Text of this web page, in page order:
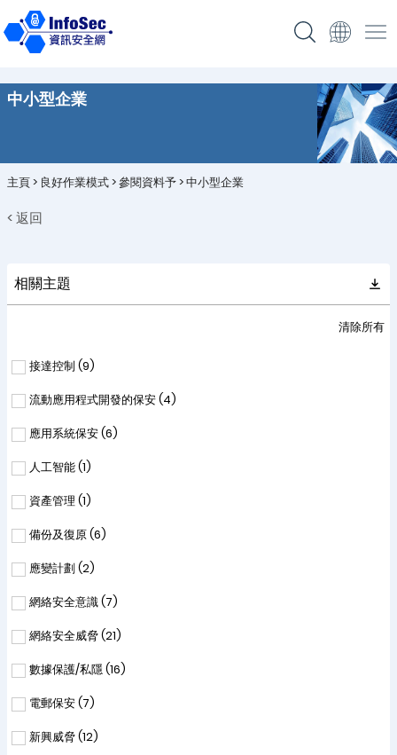
中小型企業
主頁> 良好作業模式>參閱資料予>中小型企業
< 返回
相關主題
清除所有
接達控制 (9)
流動應用程式開發的保安 (4)
應用系統保安 (6)
人工智能 (1)
資產管理 (1)
備份及復原 (6)
應變計劃 (2)
網絡安全意識 (7)
網絡安全威脅 (21)
數據保護/私隱 (16)
電郵保安 (7)
新興威脅 (12)